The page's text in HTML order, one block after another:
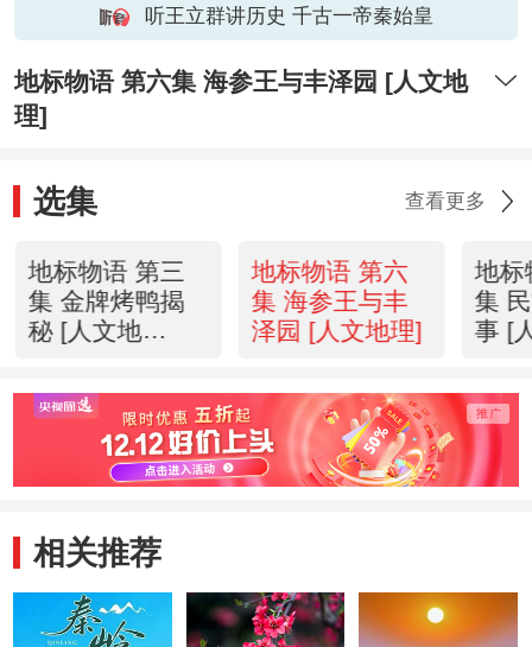
听王立群讲历史 千古一帝秦始皇
地标物语 第六集 海参王与丰泽园 [人文地
理]
选集 查看更多
地标物语 第三
集 金牌烤鸭揭
秘 [人文地
地标物语 第六
集 海参王与丰
泽园 [人文地理]
地标
集
事 [
相关推荐